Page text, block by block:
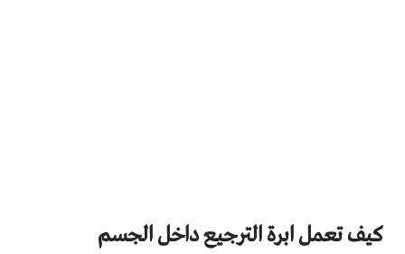
كيف تعمل ابرة الترجيع داخل الجسم